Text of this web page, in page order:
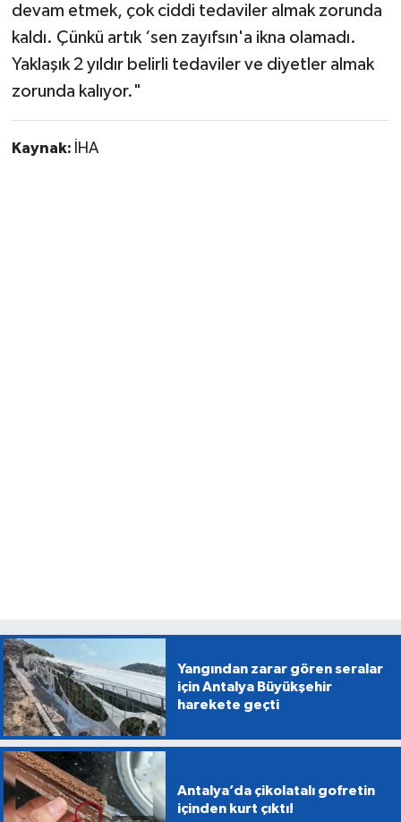
devam etmek, çok ciddi tedaviler almak zorunda
kaldı. Çünkü artık ‘sen zayıfsın'a ikna olamadı.
Yaklaşık 2 yıldır belirli tedaviler ve diyetler almak
zorunda kalıyor."
Kaynak: İHA
Yangından zarar gören seralar
için Antalya Büyükşehir
harekete geçti
Antalya’da çikolatalı gofretin
içinden kurt çıktı!